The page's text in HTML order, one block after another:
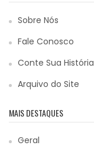
Sobre Nós
Fale Conosco
Conte Sua História
Arquivo do Site
MAIS DESTAQUES
Geral